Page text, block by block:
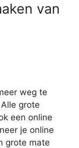
van
weg te
grote
een online
je online
grote mate